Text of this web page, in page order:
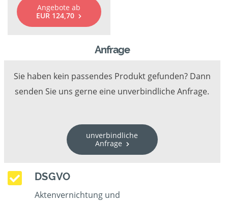
Angebote ab
EUR 124,70
Anfrage
Sie haben kein passendes Produkt gefunden? Dann
senden Sie uns gerne eine unverbindliche Anfrage.
unverbindliche
Anfrage
DSGVO
Aktenvernichtung und